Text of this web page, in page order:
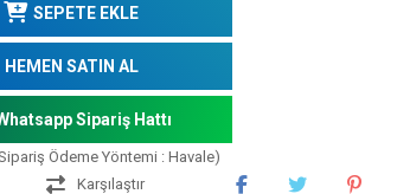
SEPETE EKLE
HEMEN SATIN AL
Sipariş Hattı
Ödeme Yöntemi : Havale)
Karşılaştır